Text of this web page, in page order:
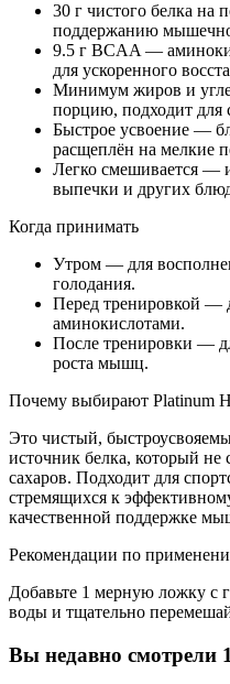
30 г чистого белка на
поддержанию
9.5 г BCAA —
для ускоренного
Минимум жиров и
порцию, подходит для
Быстрое усвоение —
расщеплён на мелкие
Легко смешивается —
выпечки и других
Когда принимать
Утром — для
голодания.
Перед тренировкой
аминокислотами.
После тренировки —
роста мышц.
Почему выбирают Platinum
Это чистый,
источник белка, который
сахаров. Подходит для
стремящихся к
качественной поддержке
Рекомендации по
Добавьте 1 мерную ложку с
воды и тщательно
Вы недавно смотрели 1